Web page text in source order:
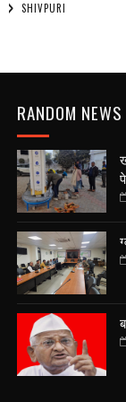
SHIVPURI
RANDOM NEWS